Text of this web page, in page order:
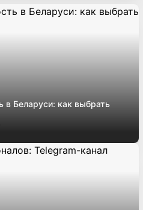
Беларуси: как выбрать